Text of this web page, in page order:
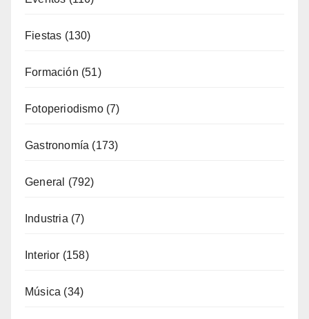
Fiestas (130)
Formación (51)
Fotoperiodismo(7)
Gastronomía (173)
General (792)
Industria (7)
Interior (158)
Música (34)